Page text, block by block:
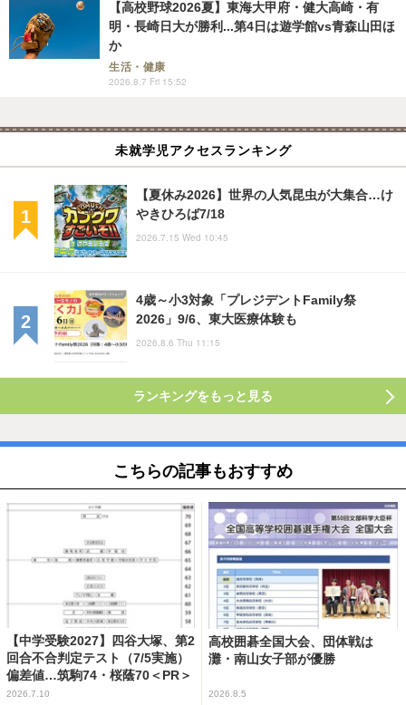
【高校野球2026夏】東海大甲府・健大高崎・有
明・長崎日大が勝利...第4日は遊学館vs青森山田ほ
か
生活・健康
2026.8.7 Fri 15:52
未就学児アクセスランキング
【夏休み2026】世界の人気昆虫が大集合…け
やきひろば7/18
2026.7.15 Wed 10:45
4歳～小3対象「プレジデントFamily祭
2026」9/6、東大医療体験も
2026.8.6 Thu 11:15
ランキングをもっと見る
こちらの記事もおすすめ
【中学受験2027】四谷大塚、第2
回合不合判定テスト（7/5実施）
偏差値…筑駒74・桜蔭70＜PR＞
2026.7.10
高校囲碁全国大会、団体戦は
灘・南山女子部が優勝
2026.8.5